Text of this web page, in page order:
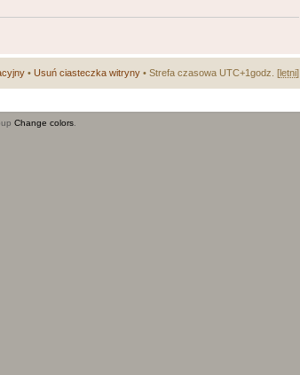
• Usuń ciasteczka witryny • Strefa czasowa UTC+1godz. [letni]
Change colors.